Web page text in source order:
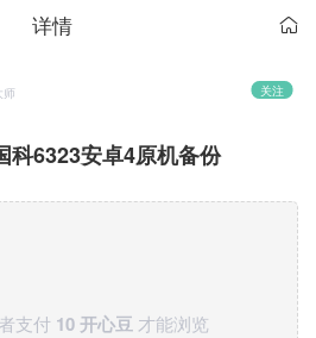
详情
关注
师
科6323安卓4原机备份
支付 10 开心豆 才能浏览